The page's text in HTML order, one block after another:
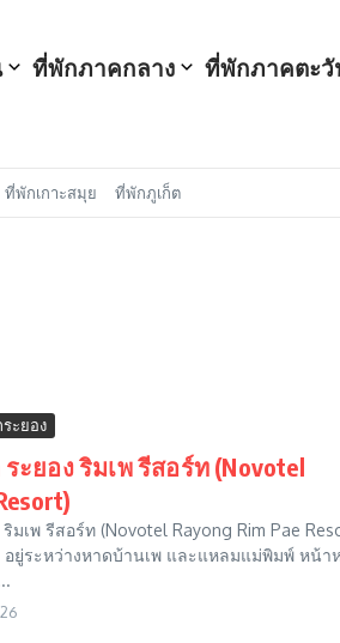
ที่พักภาคกลาง ที่พักภาคตะวั
ที่พักเกาะสมุย ที่พักภูเก็ต
ะยอง
ะยอง ริมเพ รีสอร์ท (Novotel
มเพ รีสอร์ท (Novotel Rayong Rim Pae
อยู่ระหว่างหาดบ้านเพ และแหลมแม่พิมพ์ หน้า